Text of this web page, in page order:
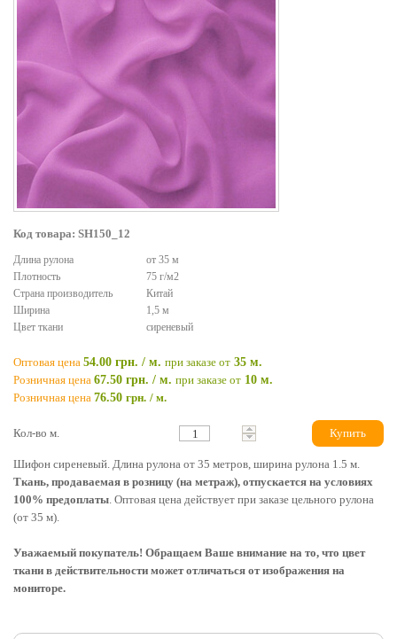
Код товара: SH150_12
Длина рулона
от 35 м
Плотность
75 г/м2
Страна производитель
Китай
Ширина
1,5 м
Цвет ткани
сиреневый
Оптовая цена 54.00 грн. / м. при заказе от 35 м.
Розничная цена 67.50 грн. / м. при заказе от 10 м.
Розничная цена 76.50 грн. / м.
Кол-во м. Купить
Шифон сиреневый. Длина рулона от 35 метров, ширина рулона 1.5 м.
Ткань, продаваемая в розницу (на метраж), отпускается на условиях
100% предоплаты. Оптовая цена действует при заказе цельного рулона
(от 35 м).
Уважаемый покупатель! Обращаем Ваше внимание на то, что цвет
ткани в действительности может отличаться от изображения на
мониторе.